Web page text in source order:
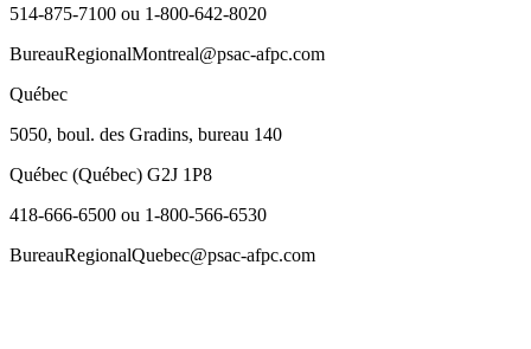
514-875-7100 ou 1-800-642-8020
BureauRegionalMontreal@psac-afpc.com
Québec
5050, boul. des Gradins, bureau 140
Québec (Québec) G2J 1P8
418-666-6500 ou 1-800-566-6530
BureauRegionalQuebec@psac-afpc.com